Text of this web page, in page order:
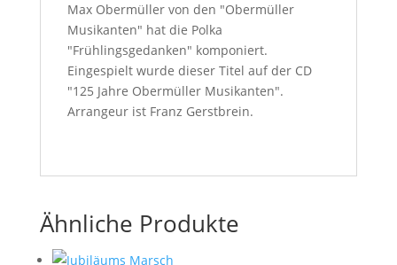
Max Obermüller von den "Obermüller
Musikanten" hat die Polka
"Frühlingsgedanken" komponiert.
Eingespielt wurde dieser Titel auf der CD
"125 Jahre Obermüller Musikanten".
Arrangeur ist Franz Gerstbrein.
Ähnliche Produkte